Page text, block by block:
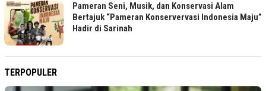
Pameran Seni, Musik, dan Konservasi Alam
Bertajuk “Pameran Konservervasi Indonesia Maju”
Hadir di Sarinah
TERPOPULER